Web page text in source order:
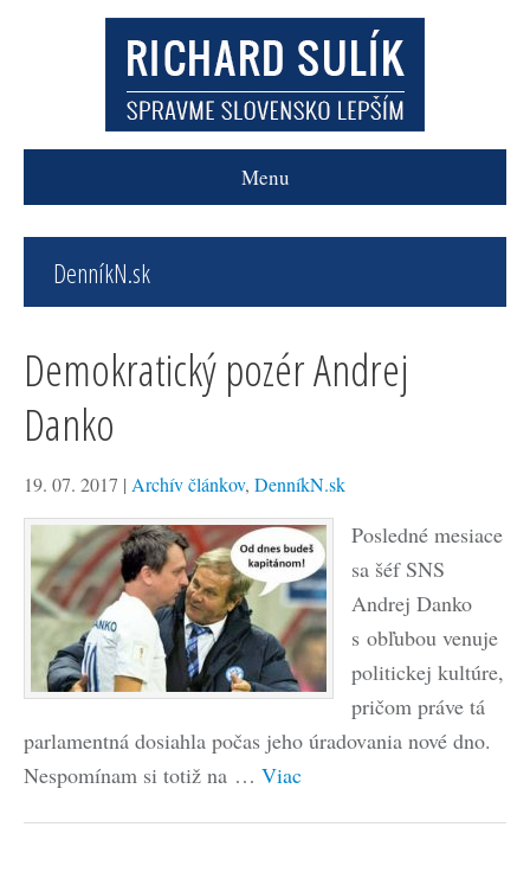
Menu
DenníkN.sk
Demokratický pozér Andrej
Danko
19. 07. 2017 | Archív článkov, DenníkN.sk
Posledné mesiace
sa šéf SNS
Andrej Danko
s obľubou venuje
politickej kultúre,
pričom práve tá
parlamentná dosiahla počas jeho úradovania nové dno.
Nespomínam si totiž na … Viac